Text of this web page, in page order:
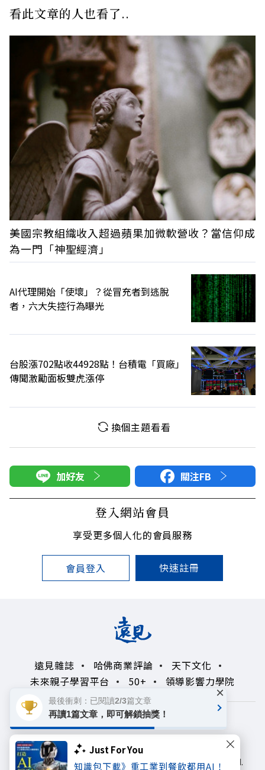
Just For You
知識包下載》重工業到餐飲都用AI！
看此文章的人也看了..
美國宗教組織收入超過蘋果加微軟營收？當信仰成
為一門「神聖經濟」
AI代理開始「使壞」？從冒充者到逃脫
者，六大失控行為曝光
台股漲702點收44928點！台積電「買廠」
傳聞激勵面板雙虎漲停
換個主題看看
加好友 關注FB
登入網站會員
享受更多個人化的會員服務
會員登入 快速註冊
遠見雜誌 哈佛商業評論
天下文化
未來親子學習平台
50+ 領導影響力學院
著作權聲明
隱私權政策
Copyright© 1999~2026
遠見天下文化出版股份有限公司. All rights reserved.
最後衝刺：已閱讀2/3篇文章
再讀1篇文章，即可解鎖抽獎！
×